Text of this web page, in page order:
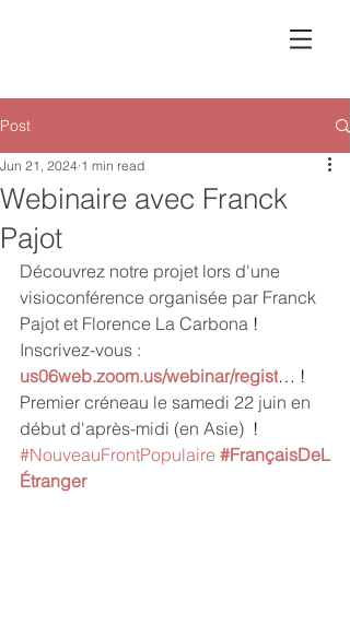
Post
Webinaire avec Franck
Pajot
Jun 21, 2024 1 min read
Découvrez notre projet lors d'une
visioconférence organisée par Franck
Pajot et Florence La Carbona !
Inscrivez-vous :
us06web.zoom.us/webinar/regist… !
Premier créneau le samedi 22 juin en
début d'après-midi (en Asie) !
#NouveauFrontPopulaire #FrançaisDeL
Étranger